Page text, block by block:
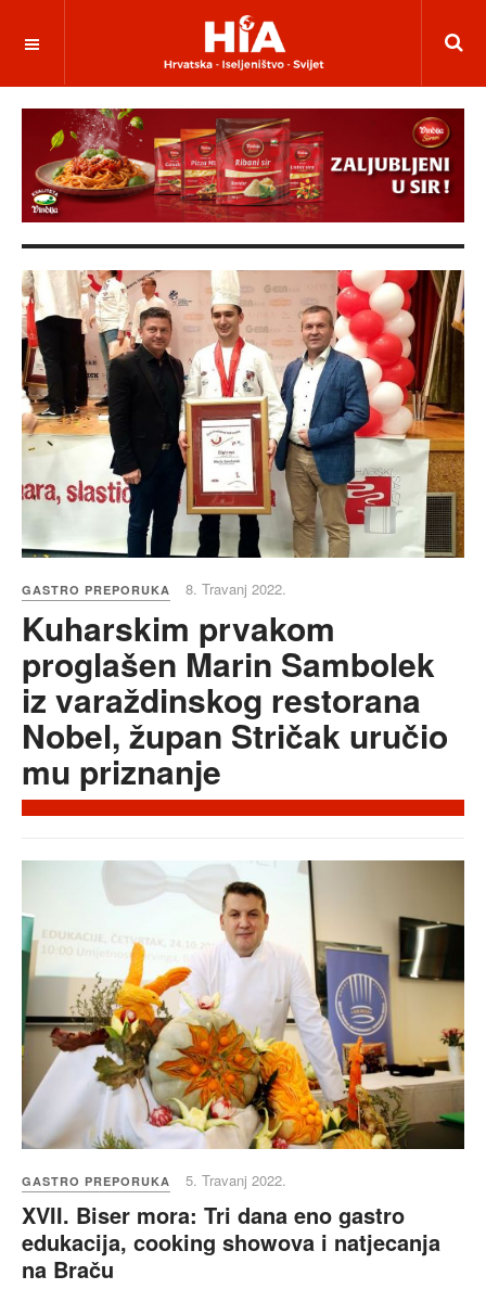
GASTRO PREPORUKA 8. Travanj 2022.
Kuharskim prvakom
proglašen Marin Sambolek
iz varaždinskog restorana
Nobel, župan Stričak uručio
mu priznanje
GASTRO PREPORUKA 5. Travanj 2022.
XVII. Biser mora: Tri dana eno gastro
edukacija, cooking showova i natjecanja
na Braču